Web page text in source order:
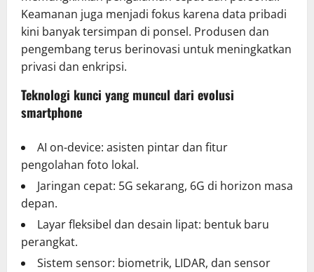
Keamanan juga menjadi fokus karena data pribadi
kini banyak tersimpan di ponsel. Produsen dan
pengembang terus berinovasi untuk meningkatkan
privasi dan enkripsi.
Teknologi kunci yang muncul dari evolusi
smartphone
AI on-device: asisten pintar dan fitur
pengolahan foto lokal.
Jaringan cepat: 5G sekarang, 6G di horizon masa
depan.
Layar fleksibel dan desain lipat: bentuk baru
perangkat.
Sistem sensor: biometrik, LIDAR, dan sensor